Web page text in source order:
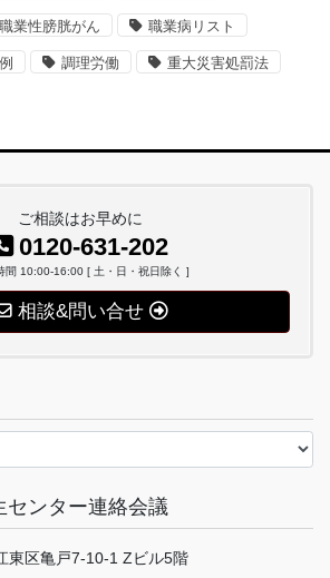
職業性膀胱がん 職業病リスト
調理労働 重大災害処罰法
ご相談はお早めに
0120-631-202
間 10:00-16:00 [ 土・日・祝日除く ]
相談&問い合せ
センター連絡会議
区亀戸7-10-1 Zビル5階